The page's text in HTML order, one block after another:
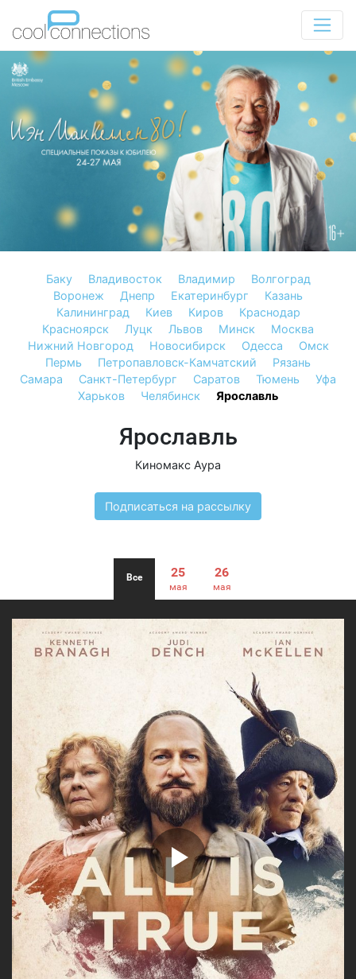
Баку Владивосток Владимир
Волгоград
Воронеж
Днепр Екатеринбург
Казань
Калининград
Киев Киров
Краснодар
Красноярск
Луцк Львов Минск
Москва
Нижний Новгород
Новосибирск Одесса
Омск
Пермь
Петропавловск-Камчатский
Рязань
Самара
Санкт-Петербург Саратов Тюмень
Уфа
Харьков
Челябинск Ярославль
Ярославль
Киномакс Аура
Подписаться на рассылку
Все 25
мая
26
мая